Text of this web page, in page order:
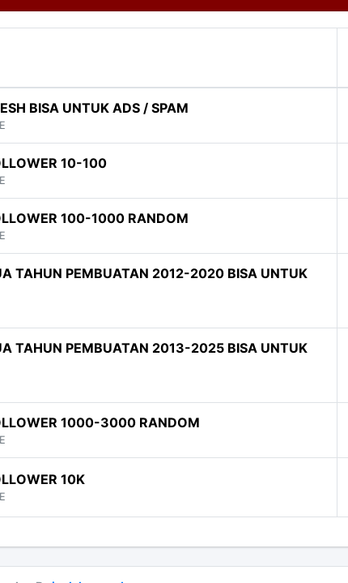
BISA UNTUK ADS / SPAM
10-100
100-1000 RANDOM
TAHUN PEMBUATAN 2012-2020 BISA UNTUK
TAHUN PEMBUATAN 2013-2025 BISA UNTUK
1000-3000 RANDOM
10K